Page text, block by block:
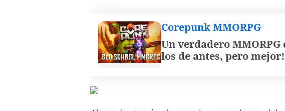
Corepunk MMORPG
Un verdadero MMORPG
los de antes, pero mejor!